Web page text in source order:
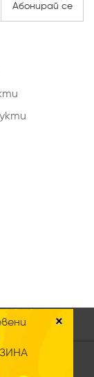
×
Абонирай се
за